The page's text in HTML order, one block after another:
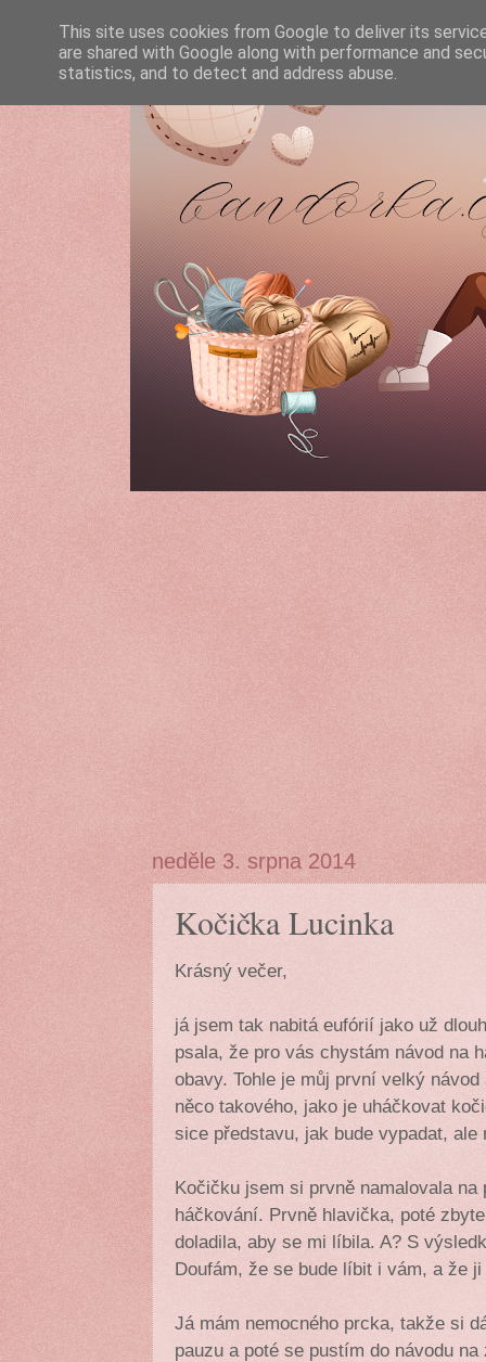
neděle 3. srpna 2014
Kočička Lucinka
Krásný večer,
já jsem tak nabitá eufórií jako už
psala, že pro vás chystám návod na
obavy. Tohle je můj první velký
něco takového, jako je uháčkovat
sice představu, jak bude vypadat, ale
Kočičku jsem si prvně namalovala na
háčkování. Prvně hlavička, poté
doladila, aby se mi líbila. A? S
Doufám, že se bude líbit i vám, a že
Já mám nemocného prcka, takže si
pauzu a poté se pustím do návodu
This site uses cookies from Google to deliver its
are shared with Google along with performance and
statistics, and to detect and address abuse.